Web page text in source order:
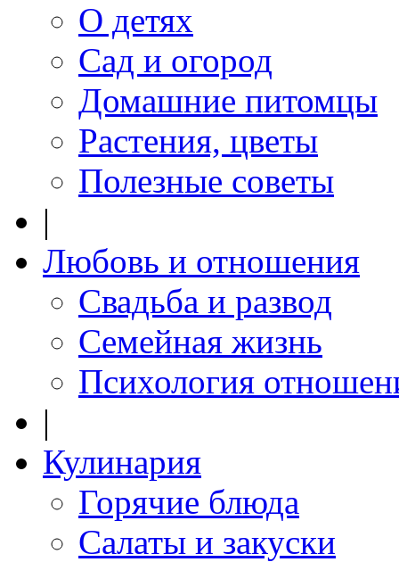
О детях
Сад и огород
Домашние питомцы
Растения, цветы
Полезные советы
|
Любовь и отношения
Свадьба и развод
Семейная жизнь
Психология
|
Кулинария
Горячие блюда
Салаты и закуски